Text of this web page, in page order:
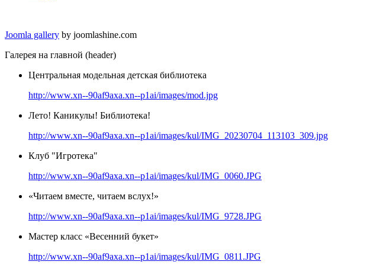
Joomla gallery by joomlashine.com
Галерея на главной (header)
Центральная модельная детская библиотека
http://www.xn--90af9axa.xn--p1ai/images/mod.jpg
Лето! Каникулы! Библиотека!
http://www.xn--90af9axa.xn--p1ai/images/kul/IMG_20230704_113103_309.jpg
Клуб "Игротека"
http://www.xn--90af9axa.xn--p1ai/images/kul/IMG_0060.JPG
«Читаем вместе, читаем вслух!»
http://www.xn--90af9axa.xn--p1ai/images/kul/IMG_9728.JPG
Мастер класс «Весенний букет»
http://www.xn--90af9axa.xn--p1ai/images/kul/IMG_0811.JPG